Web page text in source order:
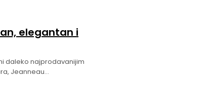
elegantan i
daleko najprodavanijim
Jeanneau...